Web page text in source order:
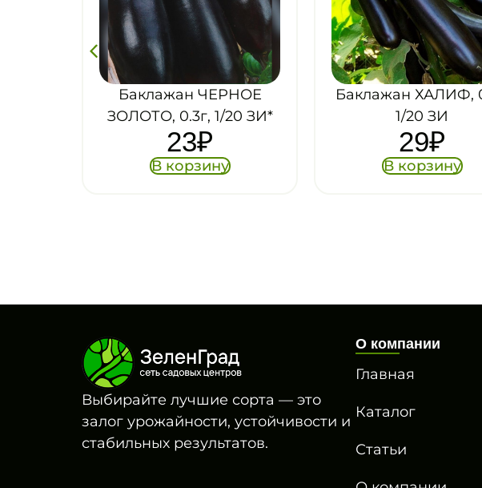
Баклажан ХАЛИФ, 0.3г,
1/20 ЗИ
29₽
В корзину
Баклажан
ФЛОРЕНЦИЯ, 0.3г,
ЗИ*
30₽
Выбирайте лучшие сорта — это
залог урожайности, устойчивости и
стабильных результатов.
О компании
Главная
Каталог
Статьи